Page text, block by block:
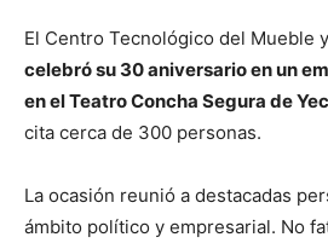
El Centro Tecnológico del Mueble
celebró su 30 aniversario en un
en el Teatro Concha Segura de
cita cerca de 300 personas.
La ocasión reunió a destacadas
ámbito político y empresarial. No